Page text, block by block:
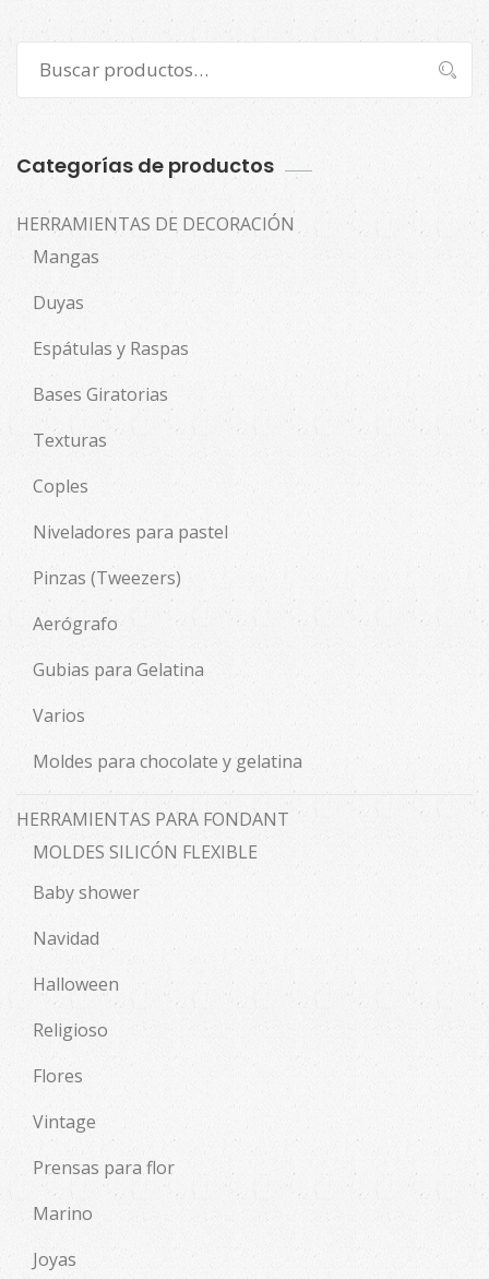
por:
Buscar
Categorías de productos
HERRAMIENTAS DE DECORACIÓN
Mangas
Duyas
Espátulas y Raspas
Bases Giratorias
Texturas
Coples
Niveladores para pastel
Pinzas (Tweezers)
Aerógrafo
Gubias para Gelatina
Varios
Moldes para chocolate y gelatina
HERRAMIENTAS PARA FONDANT
MOLDES SILICÓN FLEXIBLE
Baby shower
Navidad
Halloween
Religioso
Flores
Vintage
Prensas para flor
Marino
Joyas